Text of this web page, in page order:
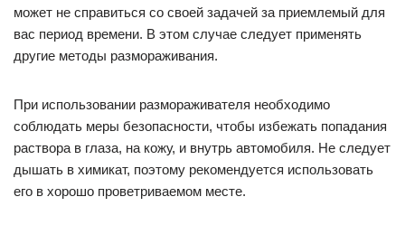
может не справиться со своей задачей за приемлемый для
вас период времени. В этом случае следует применять
другие методы размораживания.
При использовании размораживателя необходимо
соблюдать меры безопасности, чтобы избежать попадания
раствора в глаза, на кожу, и внутрь автомобиля. Не следует
дышать в химикат, поэтому рекомендуется использовать
его в хорошо проветриваемом месте.